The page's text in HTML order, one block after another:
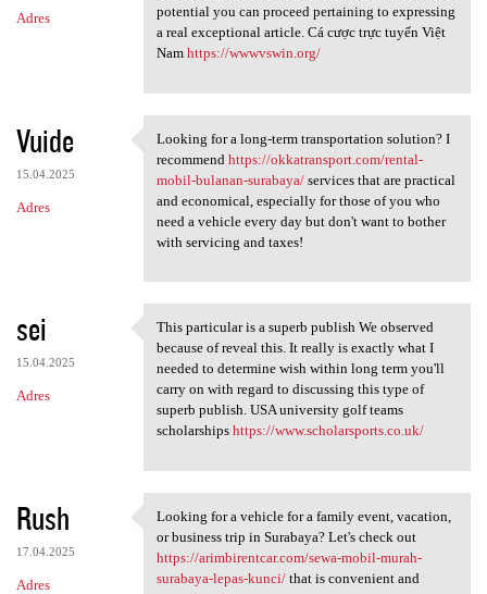
Adres
potential you can proceed pertaining to expressing
a real exceptional article. Cá cược trực tuyến Việt
Nam https://wwwvswin.org/
Vuide
15.04.2025
Adres
Looking for a long-term
Looking for a long-term transportation solution? I
recommend https://okkatransport.com/rental-
mobil-bulanan-surabaya/services that are practical
and economical, especially for those of you who
need a vehicle every day but don't want to bother
with servicing and taxes!
sei
15.04.2025
Adres
This particular is a superb
This particular is a superb publish We observed
because of reveal this. It really is exactly what I
needed to determine wish within long term you'll
carry on with regard to discussing this type of
superb publish. USA university golf teams
scholarships https://www.scholarsports.co.uk/
Rush
17.04.2025
Adres
Looking for a vehicle for a
Looking for a vehicle for a family event, vacation,
or business trip in Surabaya? Let's check out
https://arimbirentcar.com/sewa-mobil-murah-
surabaya-lepas-kunci/that is convenient and